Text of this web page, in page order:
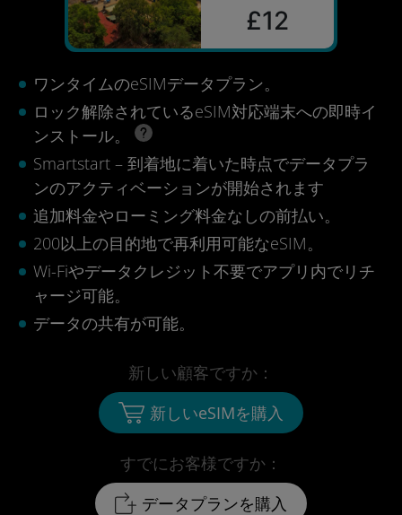
£12
ワンタイムのeSIMデータプラン。
ロック解除されているeSIM対応端末への即時イ
ンストール。
Smartstart – 到着地に着いた時点でデータプラ
ンのアクティベーションが開始されます
追加料金やローミング料金なしの前払い。
200以上の目的地で再利用可能なeSIM。
Wi-Fiやデータクレジット不要でアプリ内でリチ
ャージ可能。
データの共有が可能。
すでにお客様ですか：
データプランを購入
新しい顧客ですか：
新しいeSIMを購入